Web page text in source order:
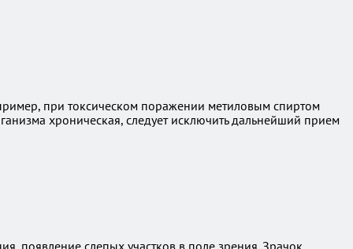
при токсическом поражении метиловым спиртом
хроническая, следует исключить дальнейший прием
появление слепых участков в поле зрения. Зрачок